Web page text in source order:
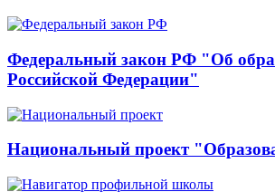
Федеральный закон РФ "Об
Российской Федерации"
Национальный проект